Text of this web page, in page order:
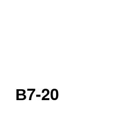
В7-20